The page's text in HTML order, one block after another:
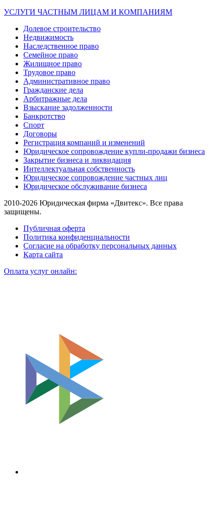
УСЛУГИ ЧАСТНЫМ ЛИЦАМ И КОМПАНИЯМ
Долевое строительство
Недвижимость
Наследственное право
Семейное право
Жилищное право
Трудовое право
Административное право
Гражданские дела
Арбитражные дела
Взыскание задолженности
Банкротство
Спорт
Договоры
Регистрация компаний и изменений
Юридическое сопровождение купли-продажи бизнеса
Закрытие бизнеса и ликвидация
Интеллектуальная собственность
Юридическое сопровождение частных лиц
Юридическое обслуживание бизнеса
2010-2026 Юридическая фирма «Двитекс». Все права
защищены.
Публичная оферта
Политика конфиденциальности
Согласие на обработку персональных данных
Карта сайта
Оплата услуг онлайн: